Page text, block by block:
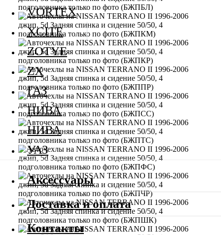
VORTEX
XCITE
ZOTYE
ZX
ГАЗ
НИВА
НИВА
УАЗ
Аксессуары
Доставка и оплата
Контакты